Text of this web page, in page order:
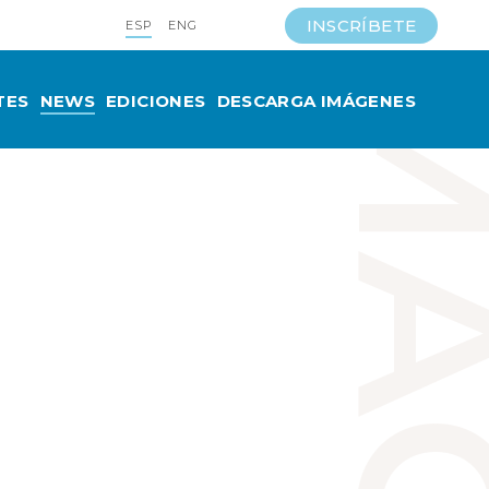
ESP ENG INSCRÍBETE
NEWS EDICIONES DESCARGA IMÁGENES